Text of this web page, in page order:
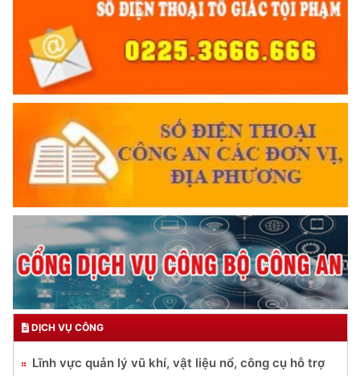
DỊCH VỤ CÔNG
Lĩnh vực quản lý vũ khí, vật liệu nổ, công cụ hỗ trợ